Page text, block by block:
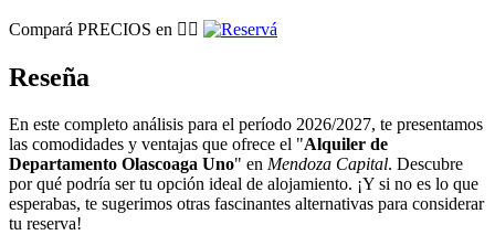
Compará PRECIOS en 👉🏽
Reseña
En este completo análisis para el período 2026/2027, te presentamos
las comodidades y ventajas que ofrece el "Alquiler de
Departamento Olascoaga Uno" en Mendoza Capital. Descubre
por qué podría ser tu opción ideal de alojamiento. ¡Y si no es lo que
esperabas, te sugerimos otras fascinantes alternativas para considerar
tu reserva!